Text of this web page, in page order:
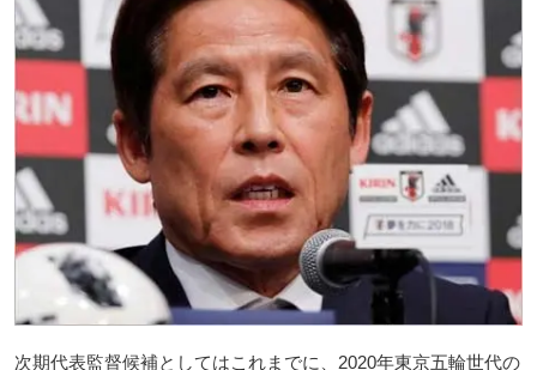
次期代表監督候補としてはこれまでに、2020年東京五輪世代の